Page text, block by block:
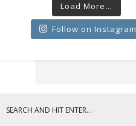
Load More...
Follow on Instagram